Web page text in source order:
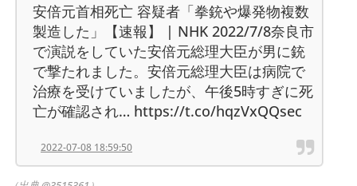
安倍元首相死亡 容疑者「拳銃や爆発物複数
製造した」【速報】 | NHK 2022/7/8奈良市
で演説をしていた安倍元総理大臣が男に銃
で撃たれました。安倍元総理大臣は病院で
治療を受けていましたが、午後5時すぎに死
亡が確認され… https://t.co/hqzVxQQsec
2022-07-08 18:59:50